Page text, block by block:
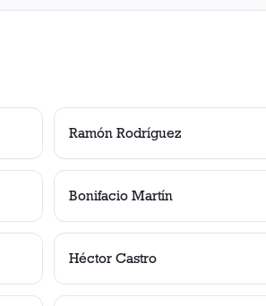
Ramón Rodríguez
Bonifacio Martín
Héctor Castro